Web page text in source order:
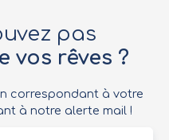
pas
vos rêves ?
correspondant à votre
à notre alerte mail !